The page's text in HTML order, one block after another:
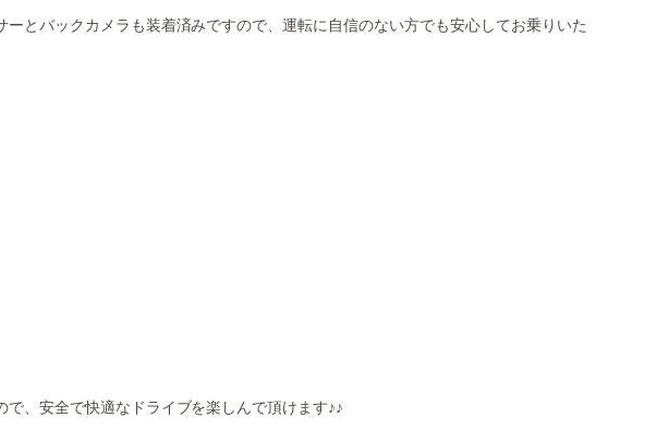
とバックカメラも装着済みですので、運転に自信のない方でも安心してお乗りいた
、安全で快適なドライブを楽しんで頂けます♪♪